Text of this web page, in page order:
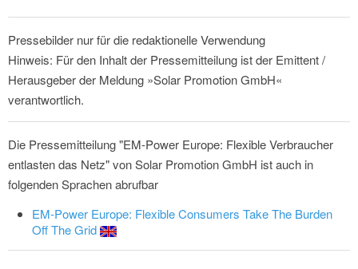
Pressebilder nur für die redaktionelle Verwendung
Hinweis: Für den Inhalt der Pressemitteilung ist der Emittent /
Herausgeber der Meldung »Solar Promotion GmbH«
verantwortlich.
Die Pressemitteilung "EM-Power Europe: Flexible Verbraucher
entlasten das Netz" von Solar Promotion GmbH ist auch in
folgenden Sprachen abrufbar
EM-Power Europe: Flexible Consumers Take The Burden
Off The Grid